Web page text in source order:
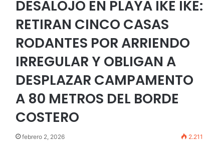
DESALOJO EN PLAYA IKE IKE:
RETIRAN CINCO CASAS
RODANTES POR ARRIENDO
IRREGULAR Y OBLIGAN A
DESPLAZAR CAMPAMENTO
A 80 METROS DEL BORDE
COSTERO
febrero 2, 2026 2.211